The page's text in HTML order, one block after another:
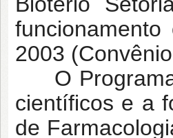
2003
O Programa
científicos e a
de